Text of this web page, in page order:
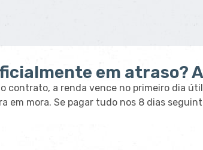
em atraso?
contrato, a renda vence no primeiro dia
em mora. Se pagar tudo nos 8 dias